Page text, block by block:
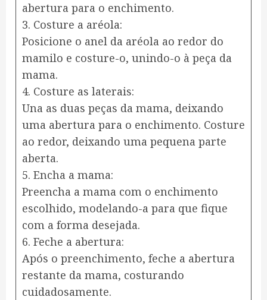
abertura para o enchimento.
3. Costure a aréola:
Posicione o anel da aréola ao redor do
mamilo e costure-o, unindo-o à peça da
mama.
4. Costure as laterais:
Una as duas peças da mama, deixando
uma abertura para o enchimento. Costure
ao redor, deixando uma pequena parte
aberta.
5. Encha a mama:
Preencha a mama com o enchimento
escolhido, modelando-a para que fique
com a forma desejada.
6. Feche a abertura:
Após o preenchimento, feche a abertura
restante da mama, costurando
cuidadosamente.